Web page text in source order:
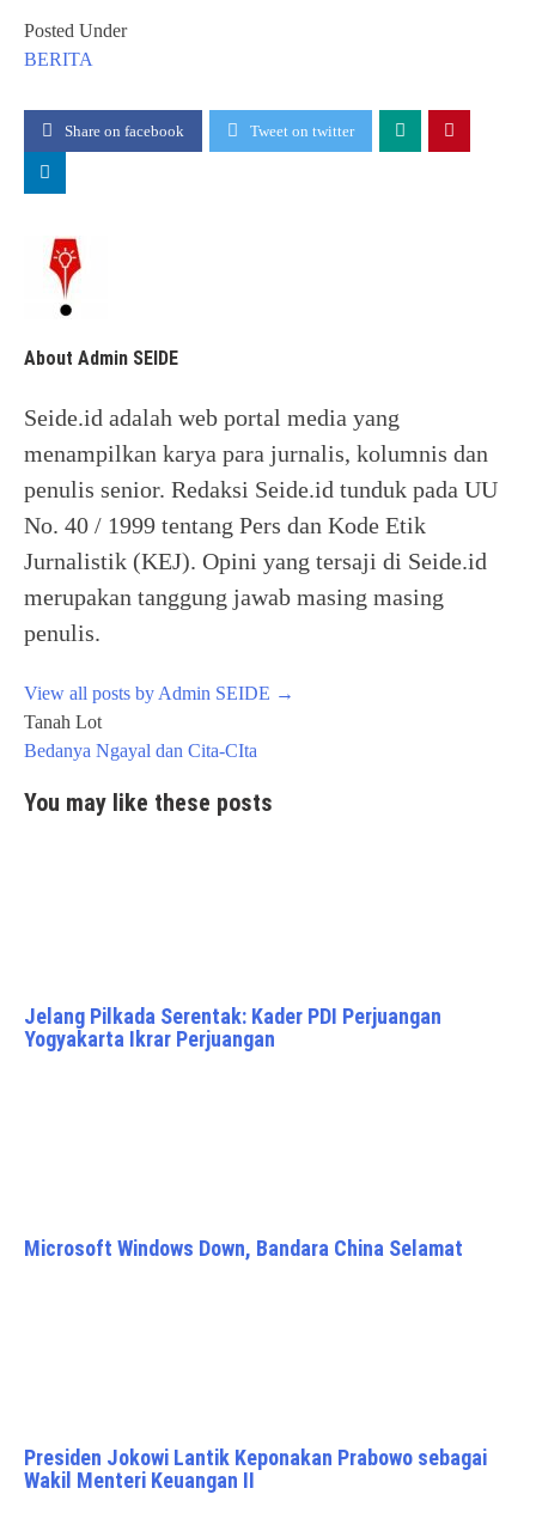
Posted Under
BERITA
Share on facebook Tweet on twitter
About Admin SEIDE
Seide.id adalah web portal media yang
menampilkan karya para jurnalis, kolumnis dan
penulis senior. Redaksi Seide.id tunduk pada UU
No. 40 / 1999 tentang Pers dan Kode Etik
Jurnalistik (KEJ). Opini yang tersaji di Seide.id
merupakan tanggung jawab masing masing
penulis.
View all posts by Admin SEIDE →
Post
navigation
Tanah Lot
Bedanya Ngayal dan Cita-CIta
You may like these posts
Jelang Pilkada Serentak: Kader PDI Perjuangan
Yogyakarta Ikrar Perjuangan
Microsoft Windows Down, Bandara China Selamat
Presiden Jokowi Lantik Keponakan Prabowo sebagai
Wakil Menteri Keuangan II